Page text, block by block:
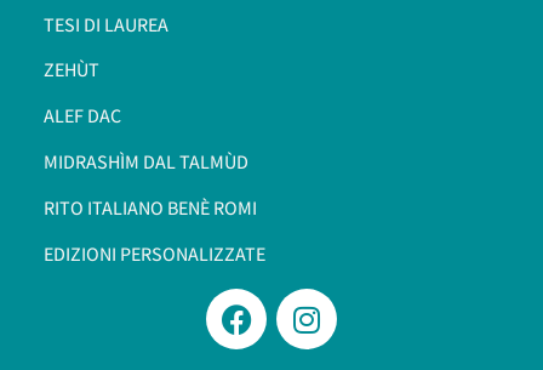
TESI DI LAUREA
ZEHÙT
ALEF DAC
MIDRASHÌM DAL TALMÙD
RITO ITALIANO BENÈ ROMI​
EDIZIONI PERSONALIZZATE